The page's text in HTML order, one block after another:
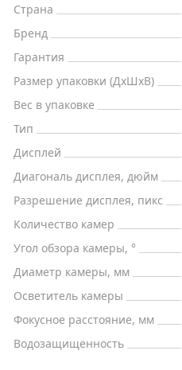
Страна
Бренд
Гарантия
Размер упаковки (ДxШxВ)
Вес в упаковке
Тип
Дисплей
Диагональ дисплея, дюйм
Разрешение дисплея, пикс
Количество камер
Угол обзора камеры, °
Диаметр камеры, мм
Осветитель камеры
Фокусное расстояние, мм
Водозащищенность